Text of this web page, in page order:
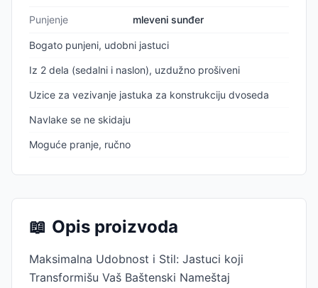
Punjenje mleveni sunđer
Bogato punjeni, udobni jastuci
Iz 2 dela (sedalni i naslon), uzdužno prošiveni
Uzice za vezivanje jastuka za konstrukciju dvoseda
Navlake se ne skidaju
Moguće pranje, ručno
📖 Opis proizvoda
Maksimalna Udobnost i Stil: Jastuci koji
Transformišu Vaš Baštenski Nameštaj